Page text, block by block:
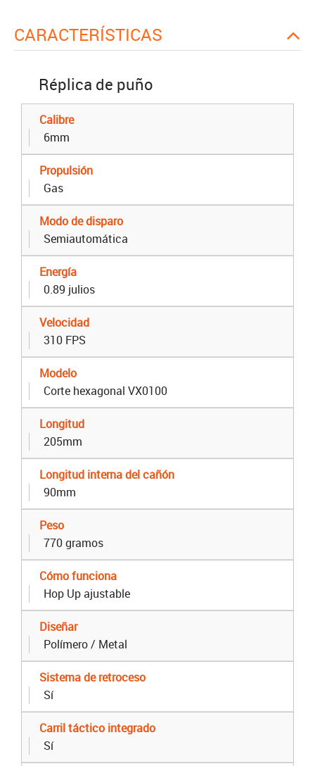
CARACTERÍSTICAS
Réplica de puño
Calibre
6mm
Propulsión
Gas
Modo de disparo
Semiautomática
Energía
0.89 julios
Velocidad
310 FPS
Modelo
Corte hexagonal VX0100
Longitud
205mm
Longitud interna del cañón
90mm
Peso
770 gramos
Cómo funciona
Hop Up ajustable
Diseñar
Polímero / Metal
Sistema de retroceso
Sí
Carril táctico integrado
Sí